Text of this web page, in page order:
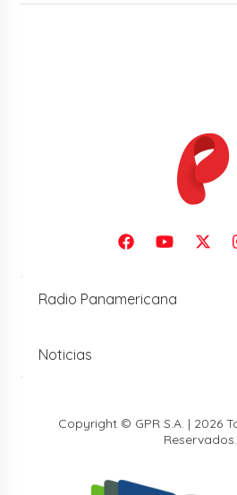
Radio Panamericana
Noticias
Copyright © GPR S.A. | 2026
Reservados.